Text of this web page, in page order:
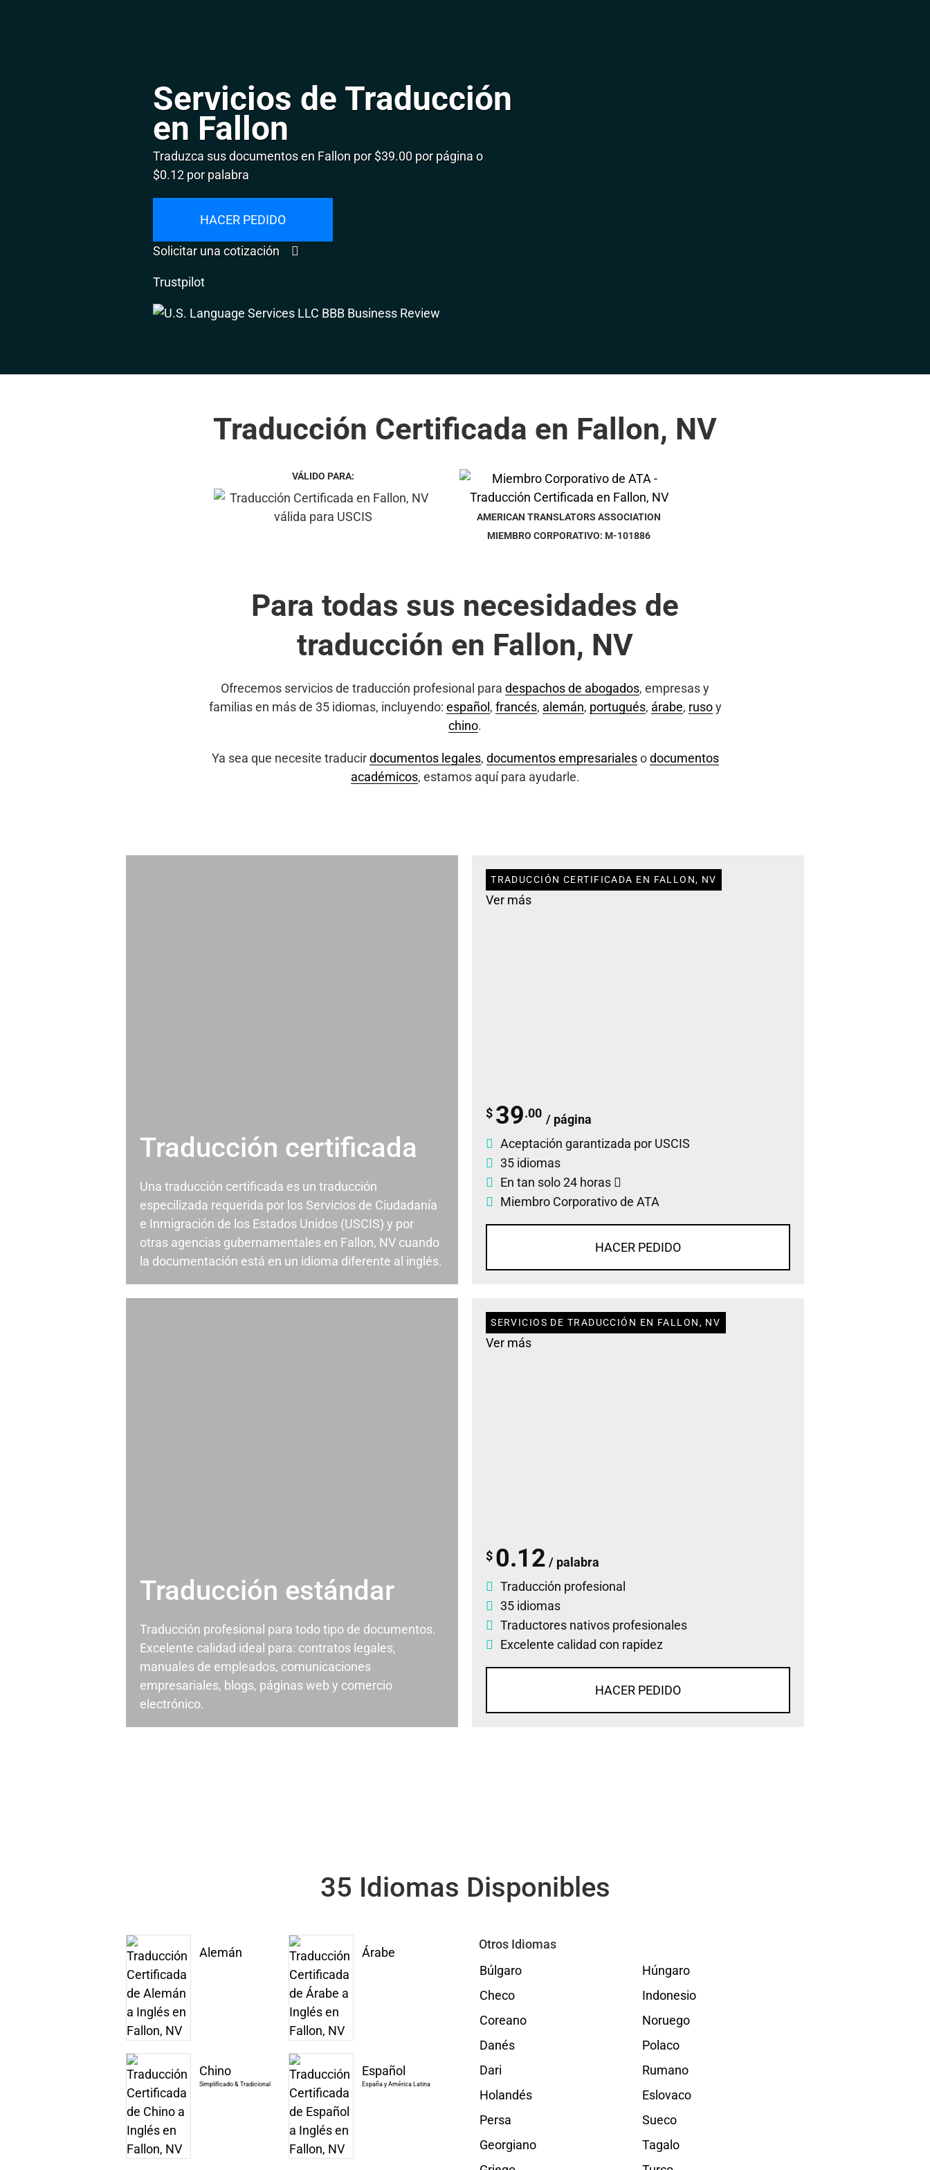
Servicios de Traducción
en Fallon
Traduzca sus documentos en Fallon por $39.00 por página o
$0.12 por palabra
HACER PEDIDO
Solicitar una cotización
Trustpilot
Traducción Certificada en Fallon, NV
VÁLIDO PARA:
AMERICAN TRANSLATORS ASSOCIATION
MIEMBRO CORPORATIVO: M-101886
Para todas sus necesidades de
traducción en Fallon, NV
Ofrecemos servicios de traducción profesional para despachos de abogados, empresas y
familias en más de 35 idiomas, incluyendo: español , francés, alemán, portugués, árabe, rusoy
chino.
Ya sea que necesite traducirdocumentos legales, documentos empresarialesodocumentos
académicos, estamos aquí para ayudarle.
Traducción certificada
Una traducción certificada es un traducción
especilizada requerida por los Servicios de Ciudadanía
e Inmigración de los Estados Unidos (USCIS) y por
otras agencias gubernamentales en Fallon, NV cuando
la documentación está en un idioma diferente al inglés.
TRADUCCIÓN CERTIFICADA EN FALLON, NV
Ver más
$ 39.00 / página
Aceptación garantizada por USCIS
35 idiomas
En tan solo 24 horas
Miembro Corporativo de ATA
HACER PEDIDO
Traducción estándar
Traducción profesional para todo tipo de documentos.
Excelente calidad ideal para: contratos legales,
manuales de empleados, comunicaciones
empresariales, blogs, páginas web y comercio
electrónico.
SERVICIOS DE TRADUCCIÓN EN FALLON, NV
Ver más
$ 0.12 / palabra
Traducción profesional
35 idiomas
Traductores nativos profesionales
Excelente calidad con rapidez
HACER PEDIDO
35 Idiomas Disponibles
Alemán Árabe
Chino
Simplificado & Tradicional
Español
España y América Latina
Otros Idiomas
Búlgaro
Checo
Coreano
Danés
Dari
Holandés
Persa
Georgiano
Húngaro
Indonesio
Noruego
Polaco
Rumano
Eslovaco
Sueco
Tagalo